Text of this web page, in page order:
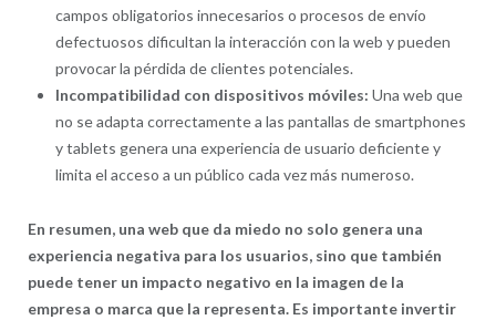
campos obligatorios innecesarios o procesos de envío
defectuosos dificultan la interacción con la web y pueden
provocar la pérdida de clientes potenciales.
Incompatibilidad con dispositivos móviles: Una web que
no se adapta correctamente a las pantallas de smartphones
y tablets genera una experiencia de usuario deficiente y
limita el acceso a un público cada vez más numeroso.
En resumen, una web que da miedo no solo genera una
experiencia negativa para los usuarios, sino que también
puede tener un impacto negativo en la imagen de la
empresa o marca que la representa. Es importante invertir